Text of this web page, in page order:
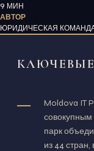
9 МИН
АВТОР
ЮРИДИЧЕСКАЯ КОМАНДА
Moldova IT
совокупным
парк
из 44